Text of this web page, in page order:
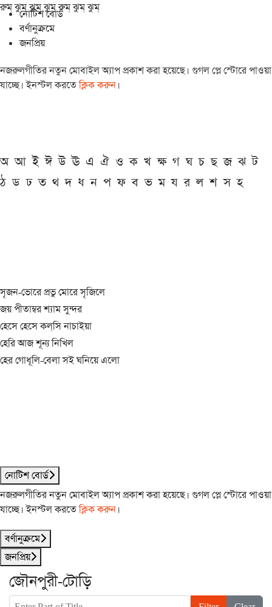
রুম্ ঝুম্ ঝুম্ ঝুম্ রুম্ ঝুম্ ঝুম্
নোটিশ বোর্ড
বর্ণানুক্রমে
জনপ্রিয়
নজরুলগীতির নতুন মোবাইল অ্যাপ প্রকাশ করা হয়েছে। গুগল প্লে স্টোরে পাওয়া
যাচ্ছে। ইনস্টল করতেক্লিক করুন।
অ আ ই ঈ উ ঊ এ ঐ ও ক খ ক্ষ গ ঘ চ ছ জ ঝ ট
ঠ ড ঢ ত থ দ ধ ন প ফ ব ভ ম য র ল শ স হ
সৃজন-ভোরে প্রভু মোরে সৃজিলে
জয় পীতাম্বর শ্যাম সুন্দর
হেসে হেসে কল্‌সি নাচাইয়া
হেরি আজ শূন্য নিখিল
হের গোধূলি-বেলা সই ঘনিয়ে এলো
নোটিশ বোর্ড
নজরুলগীতির নতুন মোবাইল অ্যাপ প্রকাশ করা হয়েছে। গুগল প্লে স্টোরে পাওয়া
যাচ্ছে। ইনস্টল করতেক্লিক করুন।
বর্ণানুক্রমে
জনপ্রিয়
জৌনপুরী-টোড়ি
Enter Part of Title